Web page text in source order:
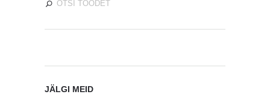
JÄLGI MEID